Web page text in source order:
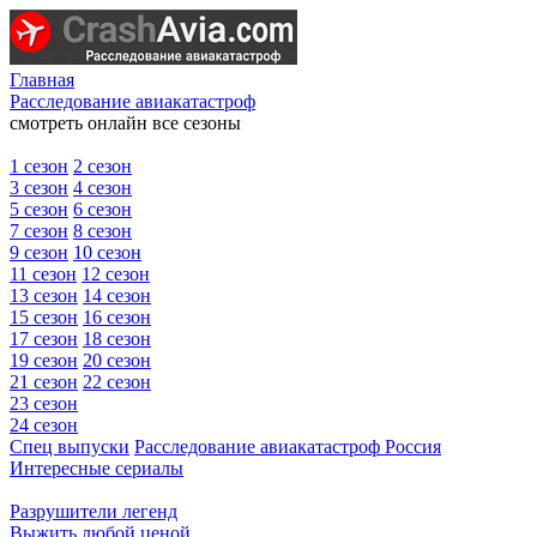
Главная
Расследование авиакатастроф
смотреть онлайн все сезоны
1 сезон 2 сезон
3 сезон 4 сезон
5 сезон 6 сезон
7 сезон 8 сезон
9 сезон 10 сезон
11 сезон 12 сезон
13 сезон 14 сезон
15 сезон 16 сезон
17 сезон 18 сезон
19 сезон 20 сезон
21 сезон 22 сезон
23 сезон
24 сезон
Спец выпуски Расследование авиакатастроф Россия
Интересные сериалы
Разрушители легенд
Выжить любой ценой